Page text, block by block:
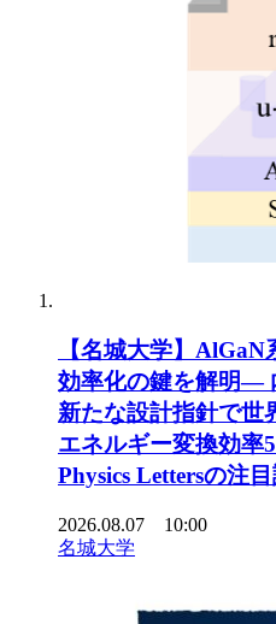
【名城大学】
効率化の鍵を解明―
新たな設計指針で世
エネルギー変換効
Physics Lettersの注
2026.08.07 10:00
名城大学